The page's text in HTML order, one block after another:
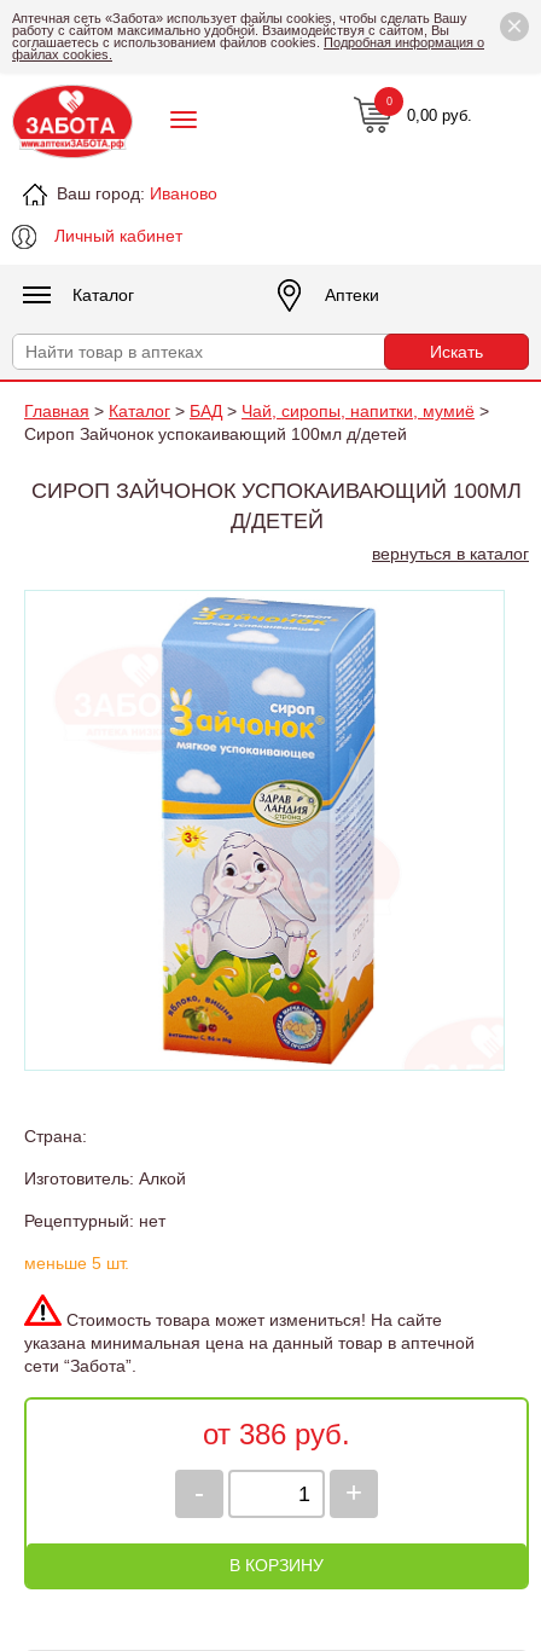
×
Аптечная сеть «Забота» использует файлы cookies, чтобы сделать Вашу
работу с сайтом максимально удобной. Взаимодействуя с сайтом, Вы
соглашаетесь с использованием файлов cookies. Подробная информация о
файлах cookies.
Ваш город: Иваново
Личный кабинет
0,00 руб.
0
Каталог Аптеки
Главная > Каталог > БАД > Чай, сиропы, напитки, мумиё >
Сироп Зайчонок успокаивающий 100мл д/детей
СИРОП ЗАЙЧОНОК УСПОКАИВАЮЩИЙ 100МЛ
Д/ДЕТЕЙ
вернуться в каталог
Страна:
Изготовитель: Алкой
Рецептурный: нет
меньше 5 шт.
Стоимость товара может измениться! На сайте
указана минимальная цена на данный товар в аптечной
сети “Забота”.
от 386 руб.
+
-
В КОРЗИНУ